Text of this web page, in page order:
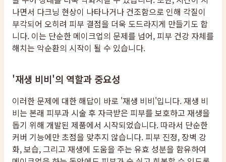
나면서 다크닝 현상이 나타나거나 건조함으로 인해 각질이
부각되어 오히려 피부 결점을 더욱 도드라지게 만들기도 합
니다. 이는 단순한 메이크업의 문제를 넘어, 피부 건강 자체를
해치는 악순환의 시작이 될 수 있습니다.
'재생 비비'의 역할과 중요성
이러한 문제에 대한 해답이 바로 '재생 비비'입니다. 재생 비
비는 본래 피부과 시술 후 자극받은 피부를 보호하고 재생을
돕기 위해 개발된 제품에서 시작되었습니다. 따라서 단순한
커버 기능에만 초점을 맞추지 않습니다. 피부 진정, 장벽 강
화, 보습, 그리고 재생에 도움을 주는 유효 성분을 함유하여